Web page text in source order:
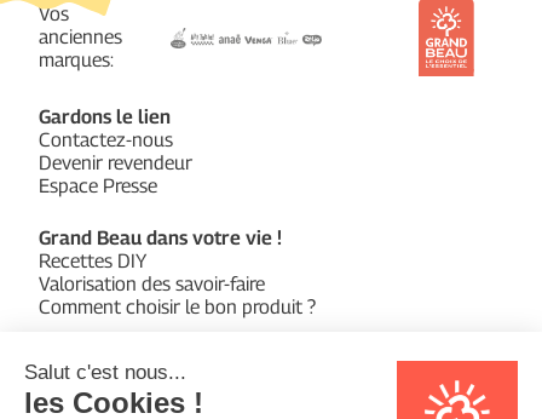
Vos
anciennes
marques:
Gardons le lien
Contactez-nous
Devenir revendeur
Espace Presse
Grand Beau dans votre vie !
Recettes DIY
Valorisation des savoir-faire
Comment choisir le bon produit ?
Qui sommes-nous ?
L’entreprise Écodis
Notre fonds de dotation